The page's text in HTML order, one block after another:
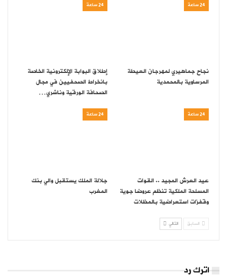
24 ساعة
نجاح جماهيري لمهرجان العيطة
المرساوية بالمحمدية
24 ساعة
إطلاق البوابة الإلكترونية الخاصة
بانخراط الصحفيين في مجال
الصحافة الورقية وناشري…
24 ساعة
عيد العرش المجيد .. القوات
المسلحة الملكية تنظم عروضا جوية
وقفزات استعراضية بالمظلات
24 ساعة
جلالة الملك يستقبل والي بنك
المغرب
السابق التالي
اترك رد